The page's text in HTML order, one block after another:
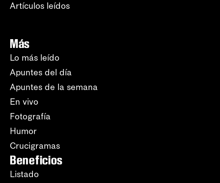
Artículos leídos
Más
Lo más leído
Apuntes del día
Apuntes de la semana
En vivo
Fotografía
Humor
Crucigramas
Beneficios
Listado